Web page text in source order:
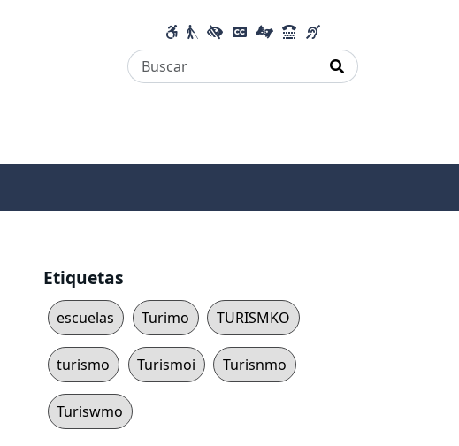
Etiquetas
escuelas Turimo TURISMKO
turismo Turismoi Turisnmo
Turiswmo